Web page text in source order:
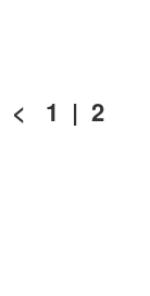
< 1 | 2